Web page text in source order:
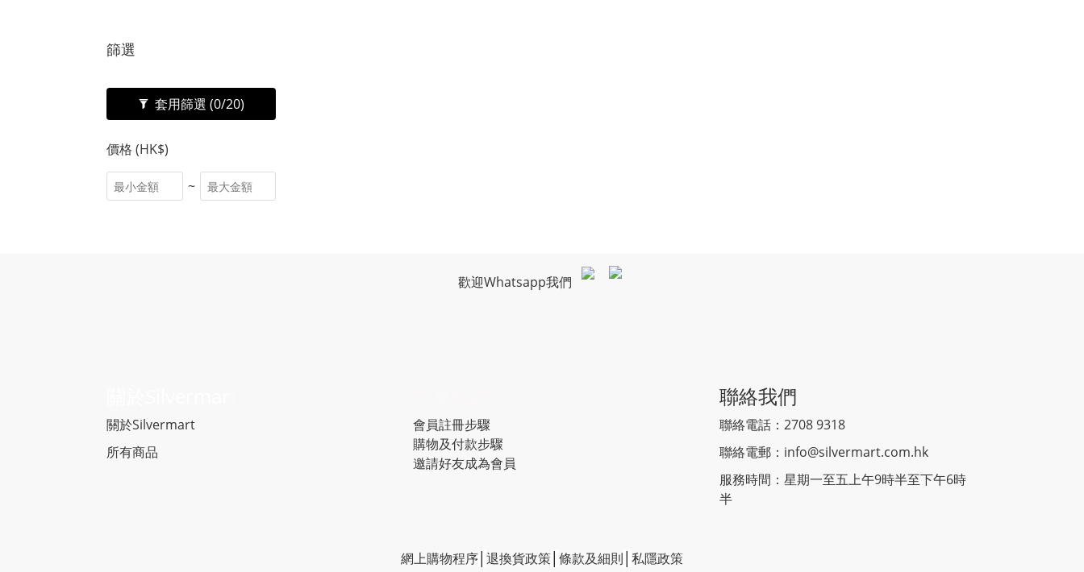
篩選
套用篩選 (0/20)
價格 (HK$)
~
歡迎Whatsapp我們
關於Silvermart
所有商品
會員註冊步驟
購物及付款步驟
邀請好友成為會員
聯絡我們
聯絡電話：2708 9318
聯絡電郵： info@silvermart.com.hk
服務時間：星期一至五上午9時半至下午6時
半
網上購物程序 退換貨政策 條款及細則 私隱政策